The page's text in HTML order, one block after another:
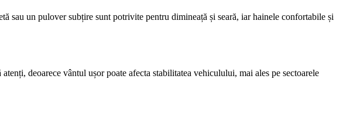
sau un pulover subțire sunt potrivite pentru dimineață și seară, iar hainele confortabile și
deoarece vântul ușor poate afecta stabilitatea vehiculului, mai ales pe sectoarele